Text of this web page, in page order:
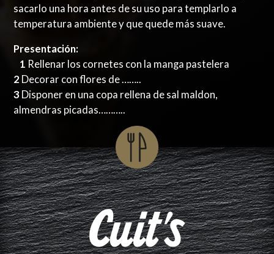
sacarlo una hora antes de su uso para templarlo a
temperatura ambiente y que quede más suave.
Presentación:
1 Rellenar los cornetes con la manga pastelera
2 Decorar con flores de ……..
3 Disponer en una copa rellena de sal maldon,
almendras picadas………..